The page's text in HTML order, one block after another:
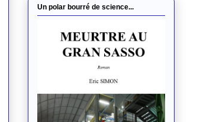
Un polar bourré de science...